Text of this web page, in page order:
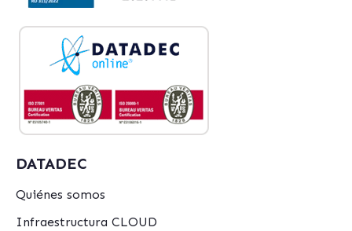
DATADEC
Quiénes somos
Infraestructura CLOUD